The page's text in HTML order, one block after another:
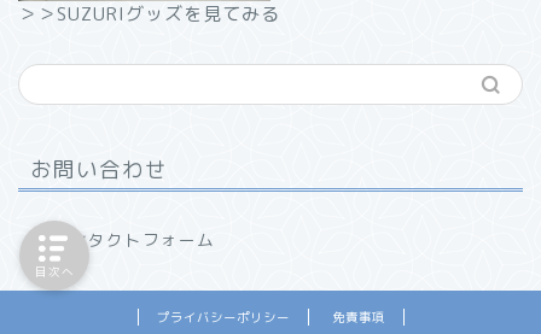
＞＞SUZURIグッズを見てみる
お問い合わせ
コンタクトフォーム
プライバシーポリシー 免責事項
目次へ